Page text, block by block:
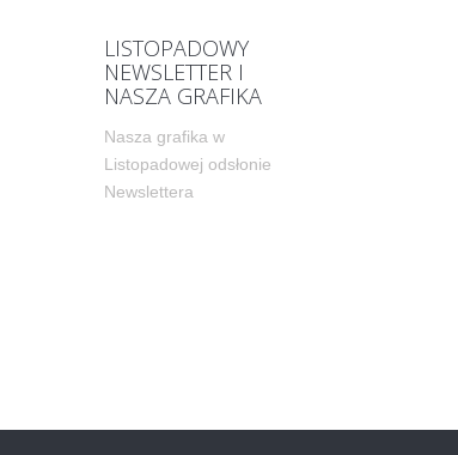
LISTOPADOWY
NEWSLETTER I
NASZA GRAFIKA
Nasza grafika w
Listopadowej odsłonie
Newslettera